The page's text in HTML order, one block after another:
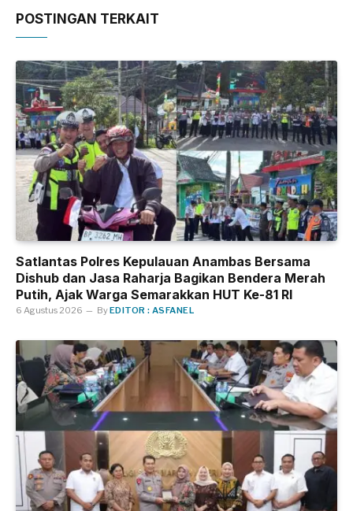
POSTINGAN TERKAIT
Satlantas Polres Kepulauan Anambas Bersama
Dishub dan Jasa Raharja Bagikan Bendera Merah
Putih, Ajak Warga Semarakkan HUT Ke-81 RI
6 Agustus 2026 ByEDITOR : ASFANEL